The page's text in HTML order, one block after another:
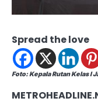
Spread the love
Foto: Kepala Rutan Kelas I